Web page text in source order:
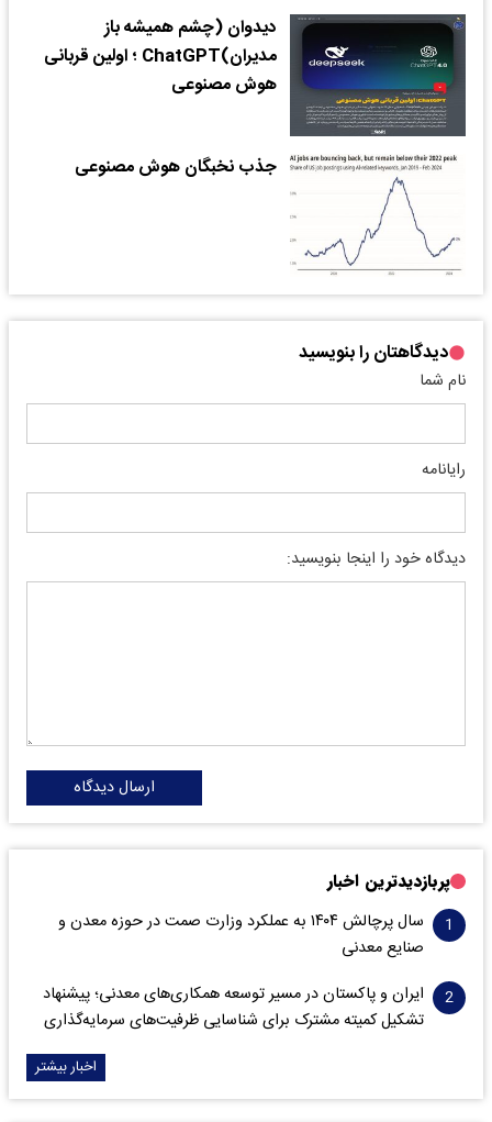
دیدوان (چشم همیشه باز
مدیران)ChatGPT ؛ اولین قربانی
هوش مصنوعی
جذب نخبگان هوش مصنوعی
دیدگاهتان را بنویسید
نام شما
رایانامه
دیدگاه خود را اینجا بنویسید:
ارسال دیدگاه
پربازدیدترین اخبار
سال پرچالش ۱۴۰۴ به عملکرد وزارت صمت در حوزه معدن و
صنایع معدنی
ایران و پاکستان در مسیر توسعه همکاری‌های معدنی؛ پیشنهاد
تشکیل کمیته مشترک برای شناسایی ظرفیت‌های سرمایه‌گذاری
اخبار بیشتر